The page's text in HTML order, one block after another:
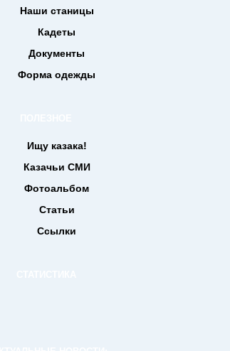
Наши станицы
Кадеты
Документы
Форма одежды
Ищу казака!
Казачьи СМИ
Фотоальбом
Статьи
Ссылки